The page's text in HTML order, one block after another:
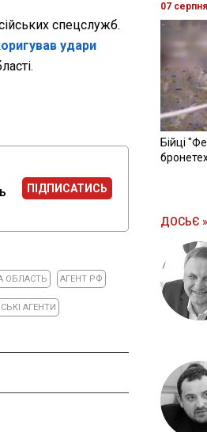
спецслужб.
удари
ПІДПИСАТИСЬ
ОБЛАСТЬ АГЕНТ РФ
АГЕНТИ
07
Бійці
ДОСЬЄ »